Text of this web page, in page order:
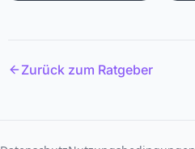
Zurück zum Ratgeber